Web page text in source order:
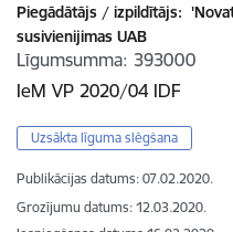
Piegādātājs / izpildītājs:
susivienijimas UAB
Līgumsumma 393000
IeM VP 2020/04 IDF
Uzsākta līguma slēgšana
Publikācijas datums: 07.02.2020.
Grozījumu datums: 12.03.2020.